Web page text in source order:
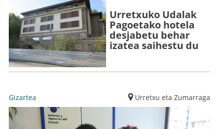
Urretxuko Udalak
Pagoetako hotela
desjabetu behar
izatea saihestu du
Gizartea Urretxu eta Zumarraga